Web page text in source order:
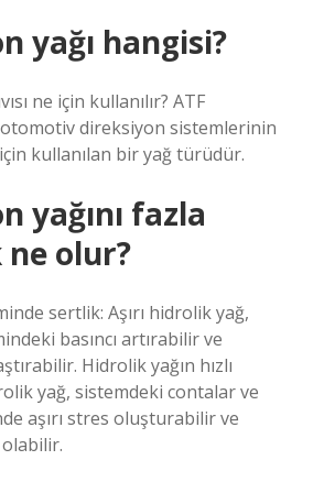
yağı hangisi?
ne için kullanılır? ATF
otomotiv direksiyon sistemlerinin
kullanılan bir yağ türüdür.
yağını fazla
olur?
sertlik: Aşırı hidrolik yağ,
basıncı artırabilir ve
Hidrolik yağın hızlı
yağ, sistemdeki contalar ve
aşırı stres oluşturabilir ve
olabilir.